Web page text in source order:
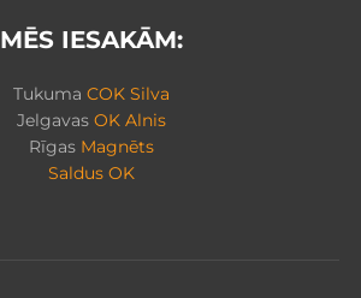
MĒS IESAKĀM:
Tukuma COK Silva
Jelgavas OK Alnis
Rīgas Magnēts
Saldus OK